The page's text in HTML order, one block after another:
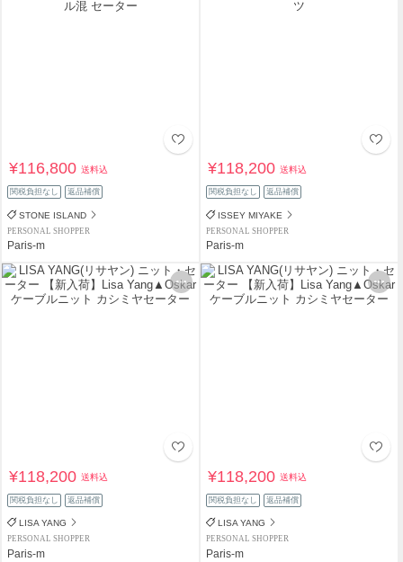
¥116,800送料込
関税負担なし 返品補償
STONE ISLAND
PERSONAL SHOPPER
Paris-m
¥118,200送料込
関税負担なし 返品補償
ISSEY MIYAKE
PERSONAL SHOPPER
Paris-m
¥118,200送料込
関税負担なし 返品補償
LISA YANG
PERSONAL SHOPPER
Paris-m
¥118,200送料込
関税負担なし 返品補償
LISA YANG
PERSONAL SHOPPER
Paris-m